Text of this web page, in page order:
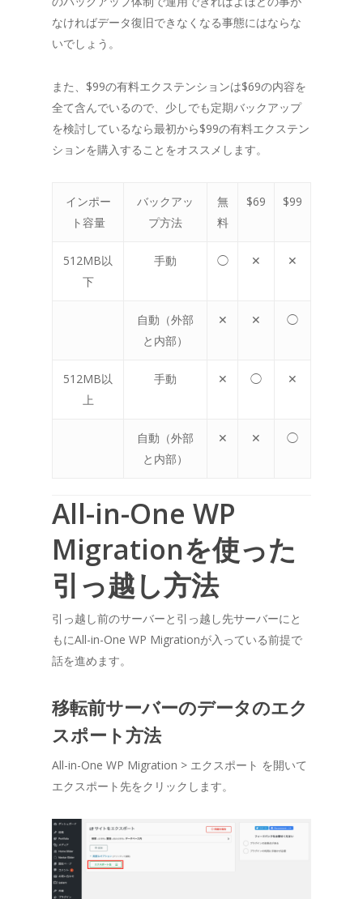
なければデータ復旧できなくなる事態にはならな
いでしょう。
また、$99の有料エクステンションは$69の内容を
全て含んでいるので、少しでも定期バックアップ
を検討しているなら最初から$99の有料エクステン
ションを購入することをオススメします。
インポー
ト容量
バックアッ
プ方法
無
料
$69 $99
512MB以
下
手動 ◯ ✕ ✕
自動（外部
と内部）
✕ ✕ ◯
512MB以
上
手動 ✕ ◯ ✕
自動（外部
と内部）
✕ ✕ ◯
All-in-One WP
Migrationを使った
引っ越し方法
引っ越し前のサーバーと引っ越し先サーバーにと
もにAll-in-One WP Migrationが入っている前提で
話を進めます。
移転前サーバーのデータのエク
スポート方法
All-in-One WP Migration > エクスポート を開いて
エクスポート先をクリックします。